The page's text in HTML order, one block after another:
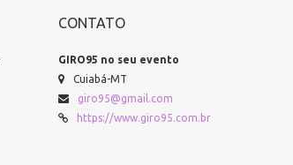
CONTATO
GIRO95 no seu evento
Cuiabá-MT
giro95@gmail.com
https://www.giro95.com.br